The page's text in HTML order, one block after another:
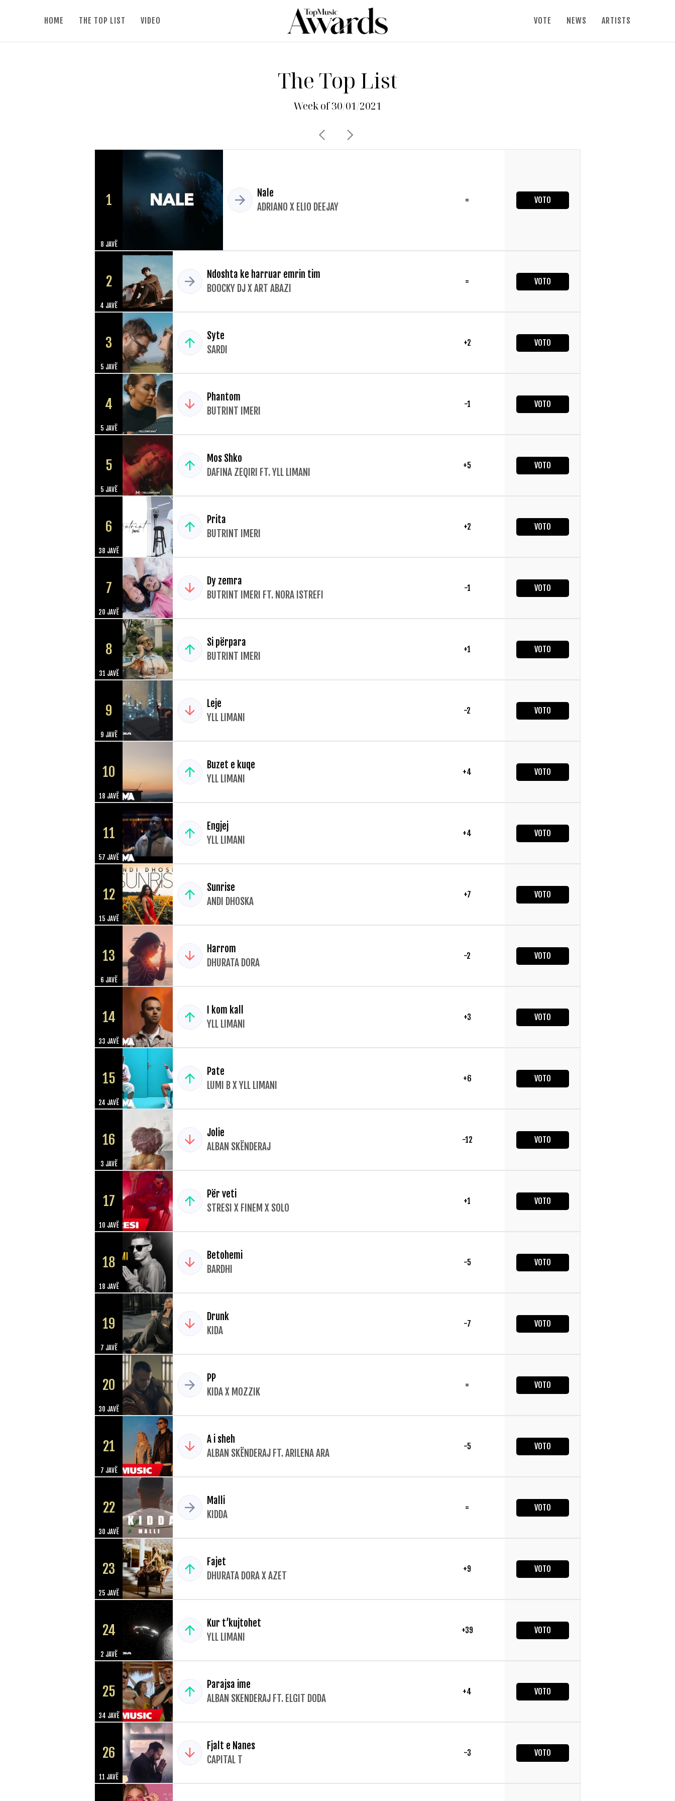
HOME THE TOP LIST VIDEO VOTE NEWS ARTISTS
The Top List
Week of 30/01/2021
1
8 JAVË
Nale
ADRIANO X ELIO DEEJAY
= VOTO
2
4 JAVË
Ndoshta ke harruar emrin tim
BOOCKY DJ X ART ABAZI
= VOTO
3
5 JAVË
Syte
SARDI
+2 VOTO
4
5 JAVË
Phantom
BUTRINT IMERI
-1 VOTO
5
5 JAVË
Mos Shko
DAFINA ZEQIRI FT. YLL LIMANI
+5 VOTO
6
38 JAVË
Prita
BUTRINT IMERI
+2 VOTO
7
20 JAVË
Dy zemra
BUTRINT IMERI FT. NORA ISTREFI
-1 VOTO
8
31 JAVË
Si përpara
BUTRINT IMERI
+1 VOTO
9
9 JAVË
Leje
YLL LIMANI
-2 VOTO
10
18 JAVË
Buzet e kuqe
YLL LIMANI
+4 VOTO
11
57 JAVË
Engjej
YLL LIMANI
+4 VOTO
12
15 JAVË
Sunrise
ANDI DHOSKA
+7 VOTO
13
6 JAVË
Harrom
DHURATA DORA
-2 VOTO
14
33 JAVË
I kom kall
YLL LIMANI
+3 VOTO
15
24 JAVË
Pate
LUMI B X YLL LIMANI
+6 VOTO
16
3 JAVË
Jolie
ALBAN SKËNDERAJ
-12 VOTO
17
10 JAVË
Për veti
STRESI X FINEM X SOLO
+1 VOTO
18
18 JAVË
Betohemi
BARDHI
-5 VOTO
19
7 JAVË
Drunk
KIDA
-7 VOTO
20
30 JAVË
PP
KIDA X MOZZIK
= VOTO
21
7 JAVË
A i sheh
ALBAN SKËNDERAJ FT. ARILENA ARA
-5 VOTO
22
30 JAVË
Malli
KIDDA
= VOTO
23
25 JAVË
Fajet
DHURATA DORA X AZET
+9 VOTO
24
2 JAVË
Kur t’kujtohet
YLL LIMANI
+39 VOTO
25
34 JAVË
Parajsa ime
ALBAN SKENDERAJ FT. ELGIT DODA
+4 VOTO
26
11 JAVË
Fjalt e Nanes
CAPITAL T
-3 VOTO